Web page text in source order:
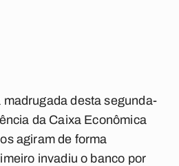
desta segunda-
da Caixa Econômica
agiram de forma
invadiu o banco por